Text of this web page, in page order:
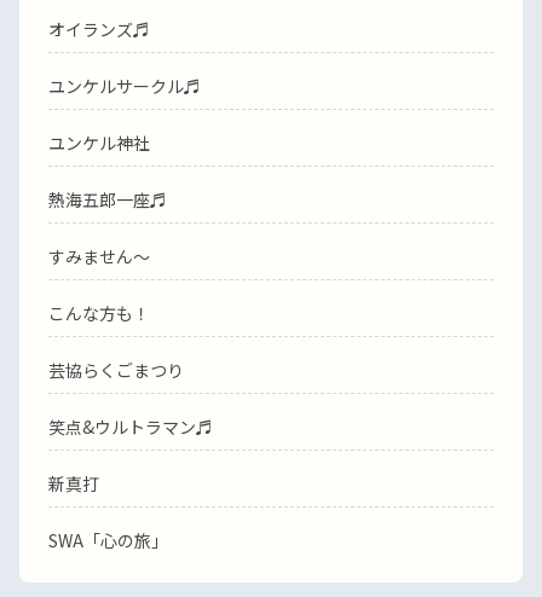
オイランズ♬
ユンケルサークル♬
ユンケル神社
熱海五郎一座♬
すみません〜
こんな方も！
芸協らくごまつり
笑点&ウルトラマン♬
新真打
SWA「心の旅」